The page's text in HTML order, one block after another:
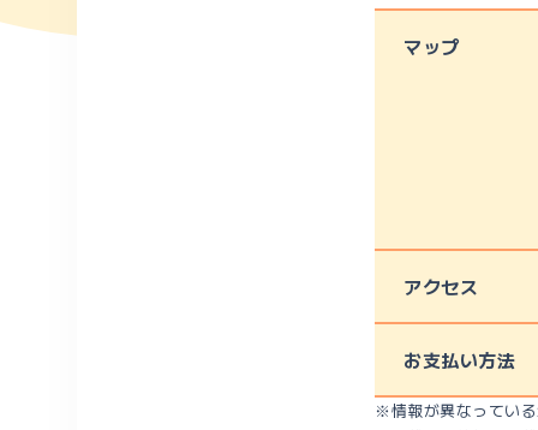
マップ
アクセス
お支払い方法
※情報が異なってい